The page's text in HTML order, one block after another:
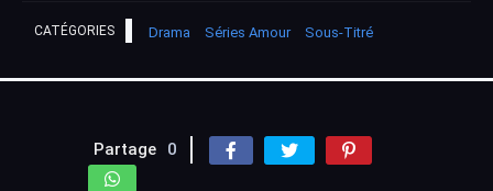
CATÉGORIES Drama Séries Amour Sous-Titré
Partage 0